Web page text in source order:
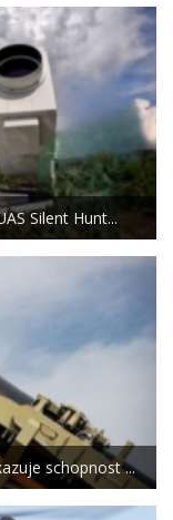
Silent Hunt...
schopnost ...